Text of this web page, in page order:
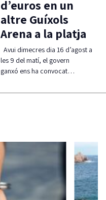
d’euros en un
altre Guíxols
Arena a la platja
Avui dimecres dia 16 d’agost a
les 9 del matí, el govern
ganxó ens ha convocat…